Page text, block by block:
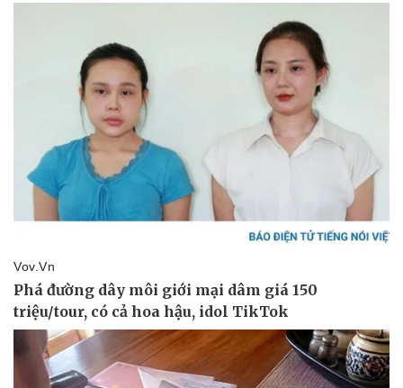
Pháp luật
Vụ án
Tin nóng
Tư vấn luật
Vũ khí
Việt Nam